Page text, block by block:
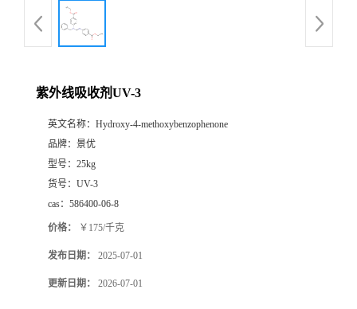
紫外线吸收剂UV-3
英文名称： Hydroxy-4-methoxybenzophenone
品牌： 景优
型号： 25kg
货号： UV-3
cas： 586400-06-8
价格： ￥175/千克
发布日期： 2025-07-01
更新日期： 2026-07-01